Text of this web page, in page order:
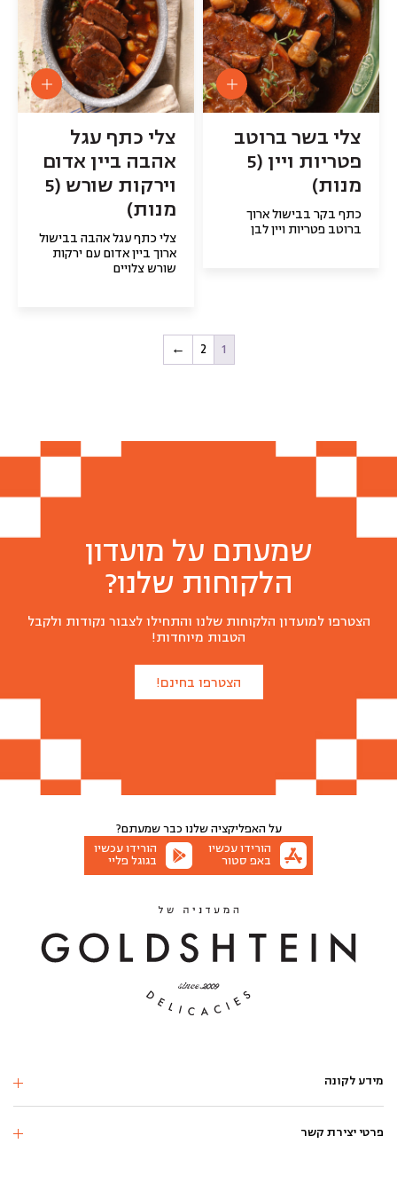
צלי בשר ברוטב
פטריות ויין (5
מנות)
כתף בקר בבישול ארוך
ברוטב פטריות ויין לבן
צלי כתף עגל
אהבה ביין אדום
וירקות שורש (5
מנות)
צלי כתף עגל אהבה בבישול
ארוך ביין אדום עם ירקות
שורש צלויים
1
2
←
שמעתם על מועדון
הלקוחות שלנו?
הצטרפו למועדון הלקוחות שלנו והתחילו לצבור נקודות ולקבל
הטבות מיוחדות!
הצטרפו בחינם!
על האפליקציה שלנו כבר שמעתם?
הורידו עכשיו
באפ סטור
הורידו עכשיו
בגוגל פליי
מידע לקונה
פרטי יצירת קשר